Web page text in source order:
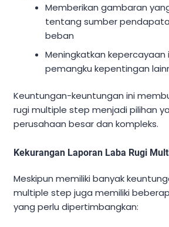
Memberikan gambaran
tentang sumber
beban
Meningkatkan kepercayaan
pemangku kepentingan
Keuntungan-keuntungan ini
rugi multiple step menjadi pilihan
perusahaan besar dan kompleks.
Kekurangan Laporan Laba Rugi
Meskipun memiliki banyak
multiple step juga memiliki
yang perlu dipertimbangkan: